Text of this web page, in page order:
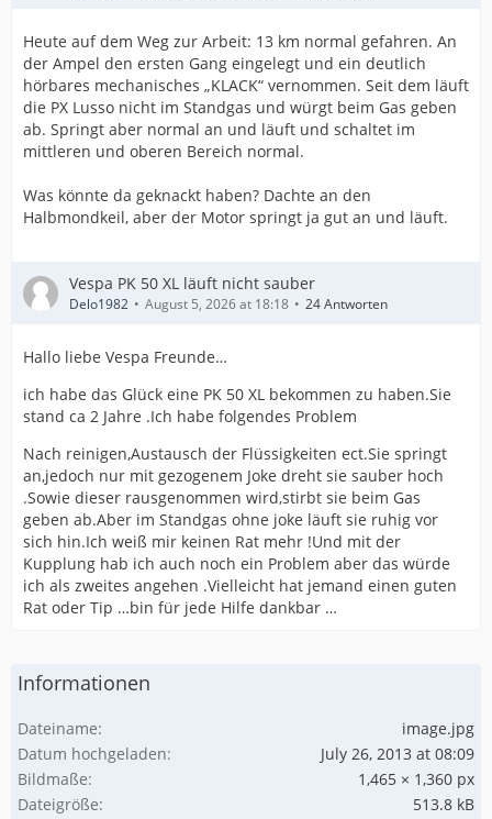
Heute auf dem Weg zur Arbeit: 13 km normal gefahren. An
der Ampel den ersten Gang eingelegt und ein deutlich
hörbares mechanisches „KLACK“ vernommen. Seit dem läuft
die PX Lusso nicht im Standgas und würgt beim Gas geben
ab. Springt aber normal an und läuft und schaltet im
mittleren und oberen Bereich normal.
Was könnte da geknackt haben? Dachte an den
Halbmondkeil, aber der Motor springt ja gut an und läuft.
Vespa PK 50 XL läuft nicht sauber
Delo1982 August 5, 2026 at 18:18 24 Antworten
Hallo liebe Vespa Freunde…
ich habe das Glück eine PK 50 XL bekommen zu haben.Sie
stand ca 2 Jahre .Ich habe folgendes Problem
Nach reinigen,Austausch der Flüssigkeiten ect.Sie springt
an,jedoch nur mit gezogenem Joke dreht sie sauber hoch
.Sowie dieser rausgenommen wird,stirbt sie beim Gas
geben ab.Aber im Standgas ohne joke läuft sie ruhig vor
sich hin.Ich weiß mir keinen Rat mehr !Und mit der
Kupplung hab ich auch noch ein Problem aber das würde
ich als zweites angehen .Vielleicht hat jemand einen guten
Rat oder Tip …bin für jede Hilfe dankbar …
Informationen
Dateiname
image.jpg
Datum hochgeladen
July 26, 2013 at 08:09
Bildmaße
1,465 × 1,360 px
Dateigröße
513.8 kB